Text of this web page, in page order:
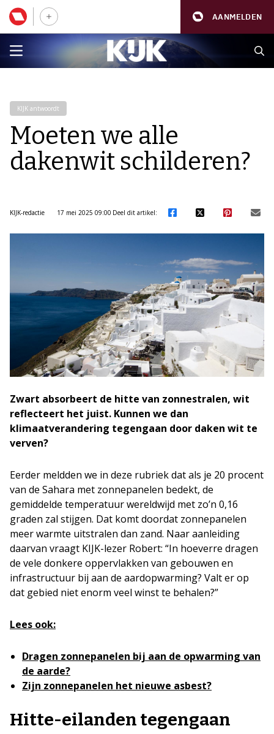
AANMELDEN
KIJK antwoordt
Moeten we alle
dakenwit schilderen?
KIJK-redactie 17 mei 2025 09:00 Deel dit artikel:
Zwart absorbeert de hitte van zonnestralen, wit
reflecteert het juist. Kunnen we dan
klimaatverandering tegengaan door daken wit te
verven?
Eerder meldden we in deze rubriek dat als je 20 procent
van de Sahara met zonnepanelen bedekt, de
gemiddelde temperatuur wereldwijd met zo’n 0,16
graden zal stijgen. Dat komt doordat zonnepanelen
meer warmte uitstralen dan zand. Naar aanleiding
daarvan vraagt KIJK-lezer Robert: “In hoeverre dragen
de vele donkere oppervlakken van gebouwen en
infrastructuur bij aan de aardopwarming? Valt er op
dat gebied niet enorm veel winst te behalen?”
Lees ook:
Dragen zonnepanelen bij aan de opwarming van
de aarde?
Zijn zonnepanelen het nieuwe asbest?
Hitte-eilanden tegengaan